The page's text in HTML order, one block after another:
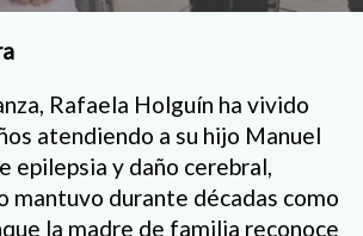
Rafaela Holguín ha vivido
atendiendo a su hijo Manuel
epilepsia y daño cerebral,
mantuvo durante décadas como
la madre de familia reconoce